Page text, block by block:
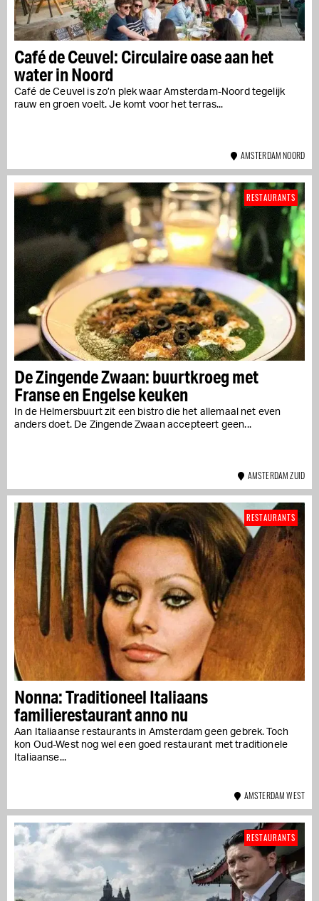
Café de Ceuvel: Circulaire oase aan het
water in Noord
Café de Ceuvel is zo’n plek waar Amsterdam-Noord tegelijk
rauw en groen voelt. Je komt voor het terras...
AMSTERDAM NOORD
De Zingende Zwaan: buurtkroeg met
Franse en Engelse keuken
In de Helmersbuurt zit een bistro die het allemaal net even
anders doet. De Zingende Zwaan accepteert geen...
RESTAURANTS
AMSTERDAM ZUID
Nonna: Traditioneel Italiaans
familierestaurant anno nu
Aan Italiaanse restaurants in Amsterdam geen gebrek. Toch
kon Oud-West nog wel een goed restaurant met traditionele
Italiaanse...
RESTAURANTS
AMSTERDAM WEST
RESTAURANTS